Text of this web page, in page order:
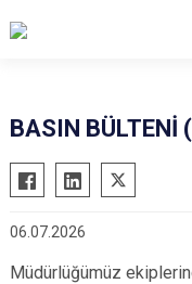
BASIN
06.07.2026
Müdürlüğümüz